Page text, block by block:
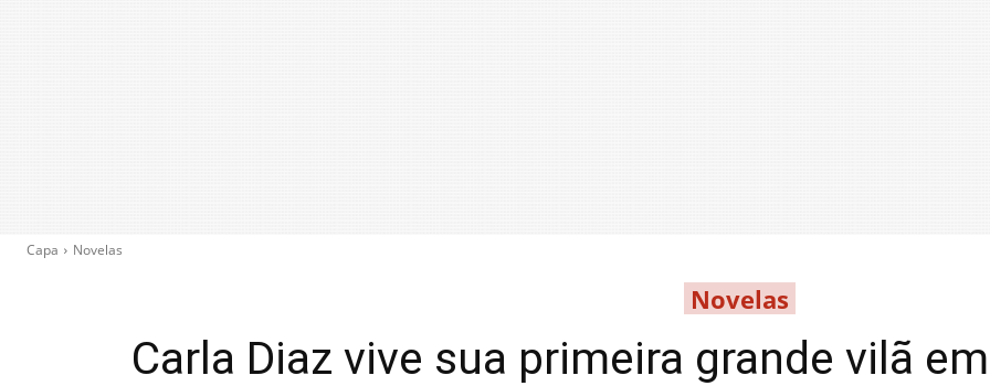
Capa Novelas
Novelas
Carla Diaz vive sua primeira grande vilã em